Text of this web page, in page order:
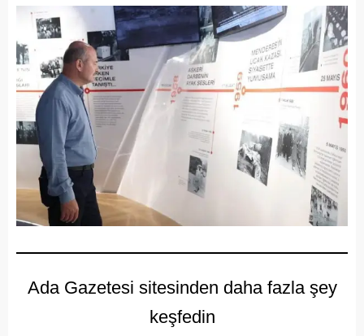
Ada Gazetesi sitesinden daha fazla şey
keşfedin